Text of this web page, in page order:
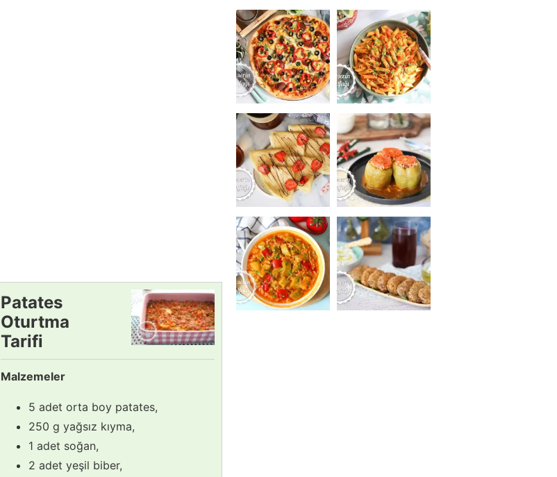
Patates
Oturtma
Tarifi
Malzemeler
5 adet orta boy patates,
250 g yağsız kıyma,
1 adet soğan,
2 adet yeşil biber,